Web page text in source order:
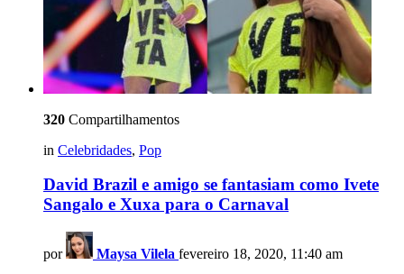
320 Compartilhamentos
in Celebridades, Pop
David Brazil e amigo se fantasiam como Ivete
Sangalo e Xuxa para o Carnaval
por Maysa Vilela fevereiro 18, 2020, 11:40 am